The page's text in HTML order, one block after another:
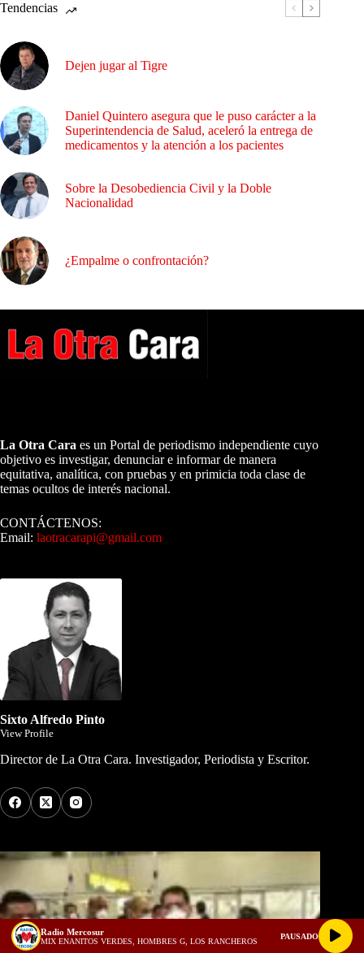
Tendencias
Dejen jugar al Tigre
Daniel Quintero asegura que le puso carácter a la
Superintendencia de Salud, aceleró la entrega de
medicamentos y la atención a los pacientes
Sobre la Desobediencia Civil y la Doble
Nacionalidad
¿Empalme o confrontación?
La Otra Cara es un Portal de periodismo independiente cuyo
objetivo es investigar, denunciar e informar de manera
equitativa, analítica, con pruebas y en primicia toda clase de
temas ocultos de interés nacional.
CONTÁCTENOS:
Email: laotracarapi@gmail.com
Sixto Alfredo Pinto
View Profile
Director de La Otra Cara. Investigador, Periodista y Escritor.
Radio Mercosur
MIX ENANITOS VERDES, HOMBRES G, LOS RANCHEROS
PAUSADO